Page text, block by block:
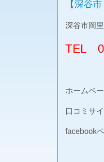
【深谷
深谷市岡
TEL
ホームペ
口コミサ
facebook